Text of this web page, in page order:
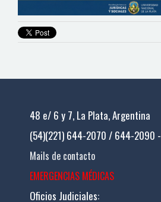
48 e/ 6 y 7, La Plata, Argentina
(54)(221) 644-2070 / 644-2090 -
Mails de contacto
EMERGENCIAS MÉDICAS
Oficios Judiciales: